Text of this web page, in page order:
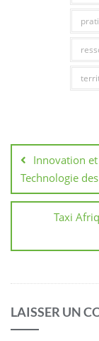
de
l’article
Innovation
Technologie
Taxi
LAISSER UN